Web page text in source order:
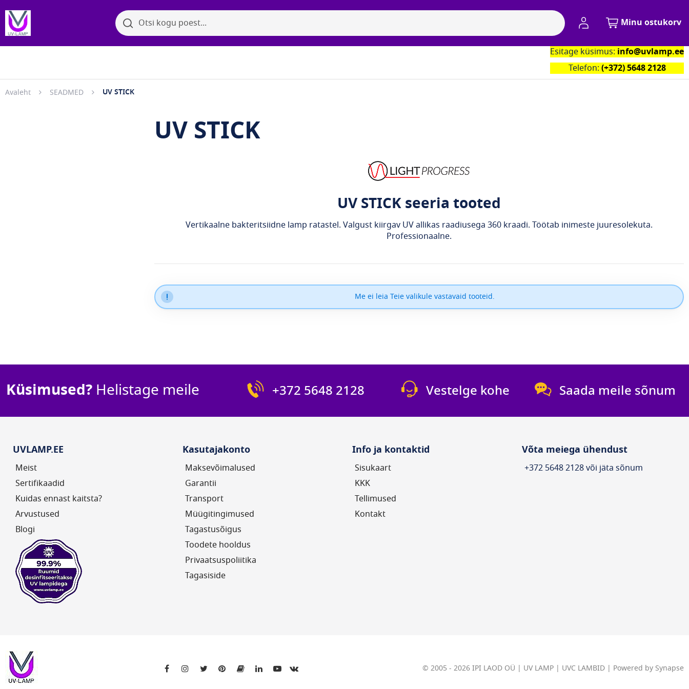
OtsiOtsi
Minu kontoMinu ostukorv
Esitage küsimus: info@uvlamp.ee
Telefon: (+372) 5648 2128
Avaleht SEADMED UV STICK
UV STICK
UV STICK seeria tooted
Vertikaalne bakteritsiidne lamp ratastel. Valgust kiirgav UV allikas raadiusega 360 kraadi. Töötab inimeste juuresolekuta.
Professionaalne.
Me ei leia Teie valikule vastavaid tooteid.
Küsimused? Helistage meile +372 5648 2128 Vestelge kohe Saada meile sõnum
UVLAMP.EE
Meist
Sertifikaadid
Kuidas ennast kaitsta?
Arvustused
Blogi
Kasutajakonto
Maksevõimalused
Garantii
Transport
Müügitingimused
Tagastusõigus
Toodete hooldus
Privaatsuspoliitika
Tagasiside
Info ja kontaktid
Sisukaart
KKK
Tellimused
Kontakt
Võta meiega ühendust
+372 5648 2128 või jäta sõnum
© 2005 - 2026 IPI LAOD OÜ | UV LAMP | UVC LAMBID | Powered by Synapse